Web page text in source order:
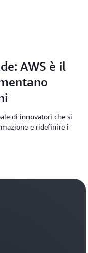
AWS è il
di innovatori che si
e ridefinire i